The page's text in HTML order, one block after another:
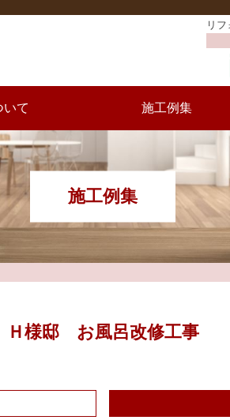
リ
いて
て
施工例集
施工例集
Ｈ様邸 お風呂改修工事